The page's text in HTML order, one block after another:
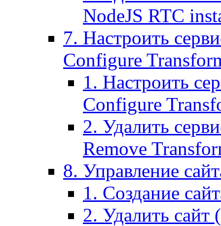
NodeJS RTC
7. Настроить
Configure
1. Настроить
Configure
2. Удалить
Remove
8. Управление
1. Создание
2. Удалить сайт